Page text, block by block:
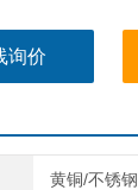
询价
黄铜/不锈钢